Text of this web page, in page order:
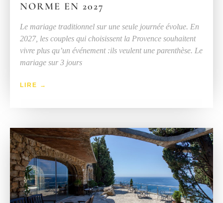
NORME EN 2027
Le mariage traditionnel sur une seule journée évolue. En
2027, les couples qui choisissent la Provence souhaitent
vivre plus qu’un événement :ils veulent une parenthèse. Le
mariage sur 3 jours
LIRE →